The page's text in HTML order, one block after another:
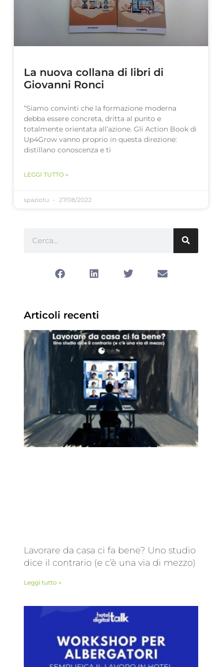
La nuova collana di libri di
Giovanni Ronci
“Siamo convinti che la formazione moderna
debba essere concreta, dritta al punto e
totalmente orientata all’azione. Gli Action Book di
Up4Grow vanno proprio in questa direzione:
distillano conoscenza e ti
LEGGI TUTTO »
spaziotu 27/08/2022
Articoli recenti
Lavorare da casa ci fa bene? Uno studio
dice il contrario (e c’è una via di mezzo)
Leggi tutto »